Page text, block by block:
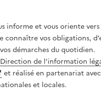
informe et vous oriente vers
vos obligations,
démarches du quotidien.
Direction de l’information
et réalisé en partenariat
et locales.